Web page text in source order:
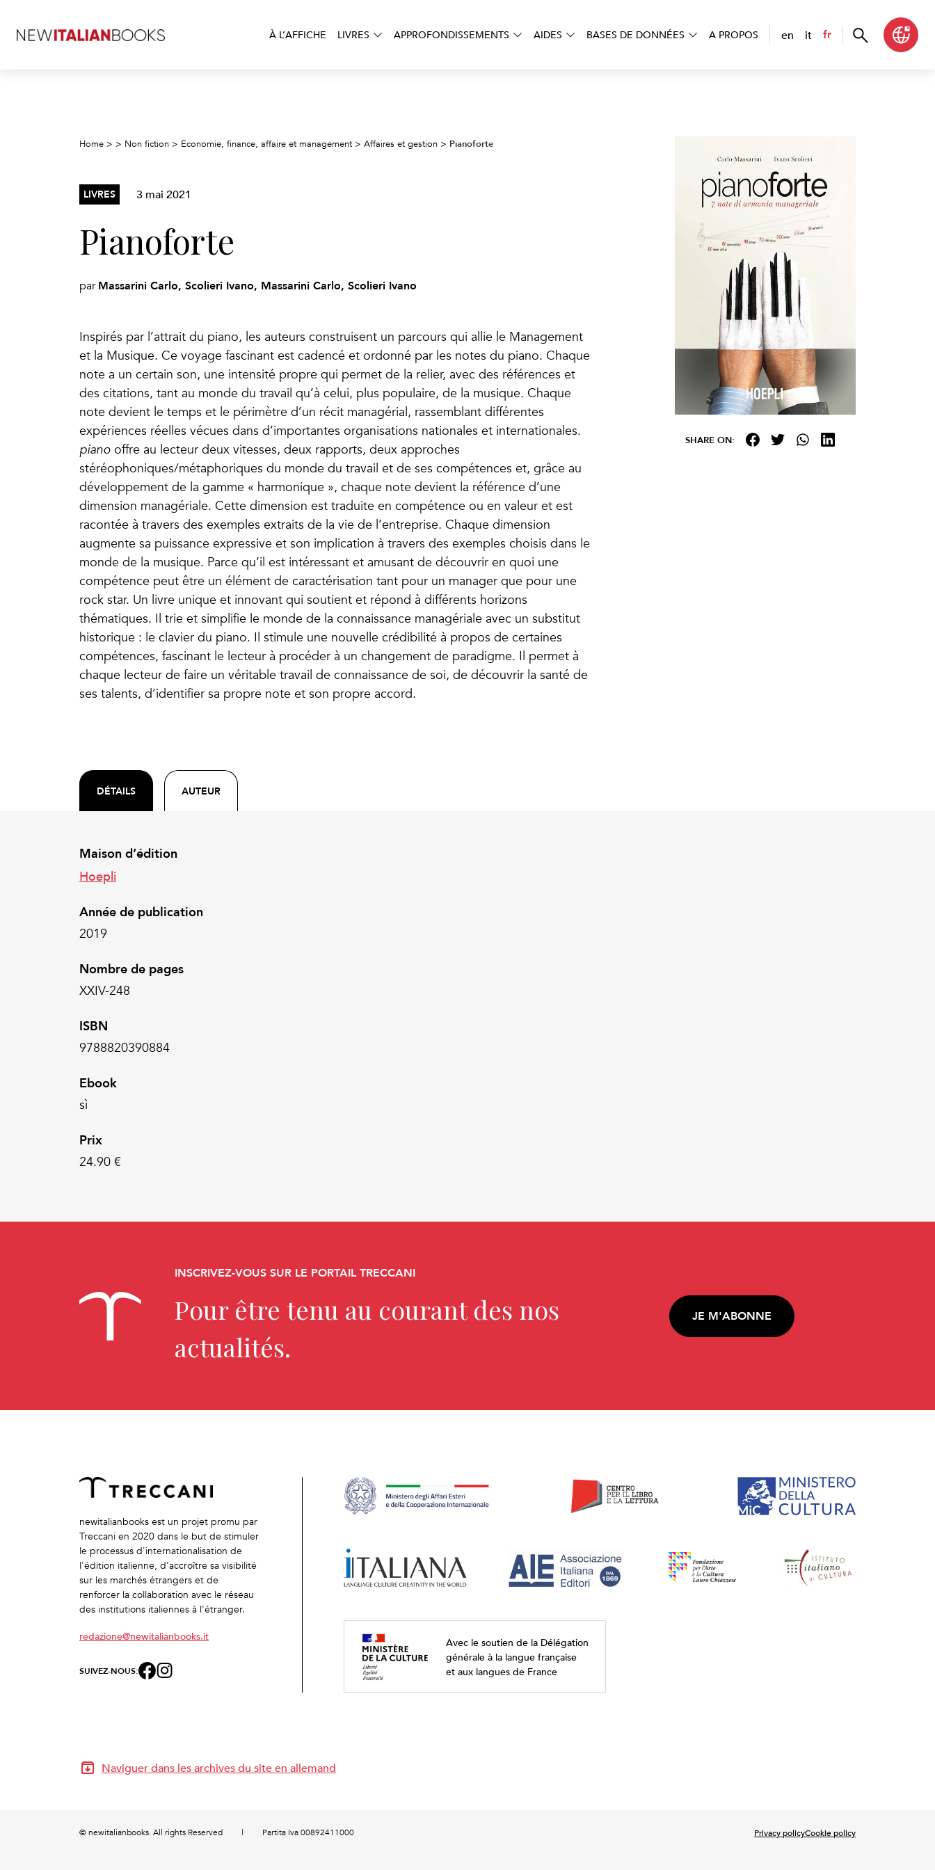
À L’AFFICHE LIVRES APPROFONDISSEMENTS AIDES BASES DE DONNÉES A PROPOS en it fr
Home > > Non fiction > Economie, finance, affaire et management > Affaires et gestion > Pianoforte
LIVRES 3 mai 2021
Pianoforte
par Massarini Carlo, Scolieri Ivano, Massarini Carlo, Scolieri Ivano
Inspirés par l’attrait du piano, les auteurs construisent un parcours qui allie le Management
et la Musique. Ce voyage fascinant est cadencé et ordonné par les notes du piano. Chaque
note a un certain son, une intensité propre qui permet de la relier, avec des références et
des citations, tant au monde du travail qu’à celui, plus populaire, de la musique. Chaque
note devient le temps et le périmètre d’un récit managérial, rassemblant différentes
expériences réelles vécues dans d’importantes organisations nationales et internationales.
piano offre au lecteur deux vitesses, deux rapports, deux approches
stéréophoniques/métaphoriques du monde du travail et de ses compétences et, grâce au
développement de la gamme « harmonique », chaque note devient la référence d’une
dimension managériale. Cette dimension est traduite en compétence ou en valeur et est
racontée à travers des exemples extraits de la vie de l’entreprise. Chaque dimension
augmente sa puissance expressive et son implication à travers des exemples choisis dans le
monde de la musique. Parce qu’il est intéressant et amusant de découvrir en quoi une
compétence peut être un élément de caractérisation tant pour un manager que pour une
rock star. Un livre unique et innovant qui soutient et répond à différents horizons
thématiques. Il trie et simplifie le monde de la connaissance managériale avec un substitut
historique : le clavier du piano. Il stimule une nouvelle crédibilité à propos de certaines
compétences, fascinant le lecteur à procéder à un changement de paradigme. Il permet à
chaque lecteur de faire un véritable travail de connaissance de soi, de découvrir la santé de
ses talents, d’identifier sa propre note et son propre accord.
DÉTAILS AUTEUR
Maison d’édition
Hoepli
Année de publication
2019
Nombre de pages
XXIV-248
ISBN
9788820390884
Ebook
sì
Prix
24.90 €
SHARE ON:
INSCRIVEZ-VOUS SUR LE PORTAIL TRECCANI
Pour être tenu au courant des nos
actualités.
JE M'ABONNE
newitalianbooks est un projet promu par
Treccani en 2020 dans le but de stimuler
le processus d'internationalisation de
l'édition italienne, d'accroître sa visibilité
sur les marchés étrangers et de
renforcer la collaboration avec le réseau
des institutions italiennes à l'étranger.
redazione@newitalianbooks.it
SUIVEZ-NOUS:
Avec le soutien de la Délégation
générale à la langue française
et aux langues de France
Naviguer dans les archives du site en allemand
© newitalianbooks. All rights Reserved Partita Iva 00892411000 Privacy policyCookie policy